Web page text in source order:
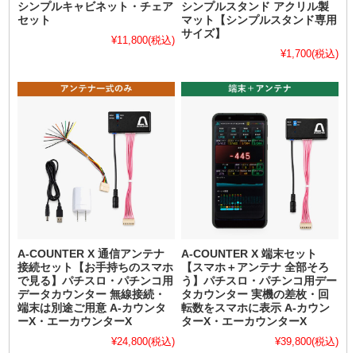
シンプルキャビネット・チェア
セット
¥11,800(税込)
シンプルスタンド アクリル製
マット【シンプルスタンド専用
サイズ】
¥1,700(税込)
A-COUNTER X 通信アンテナ
接続セット【お手持ちのスマホ
で見る】パチスロ・パチンコ用
データカウンター 無線接続・
端末は別途ご用意 A-カウンタ
ーX・エーカウンターX
¥24,800(税込)
A-COUNTER X 端末セット
【スマホ＋アンテナ 全部そろ
う】パチスロ・パチンコ用デー
タカウンター 実機の差枚・回
転数をスマホに表示 A-カウン
ターX・エーカウンターX
¥39,800(税込)